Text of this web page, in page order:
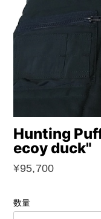
Hunting
ecoy duck"
¥95,700
数量